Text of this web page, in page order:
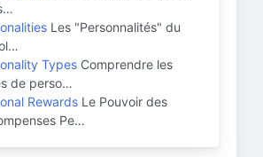
Les "Personnalités" du
Types Comprendre les
de perso…
Rewards Le Pouvoir des
Pe…